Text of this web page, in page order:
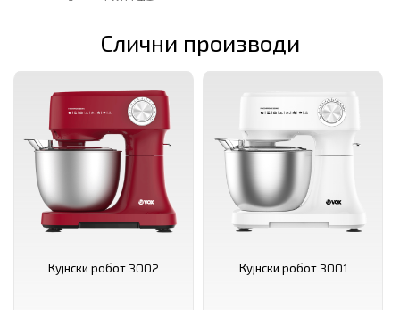
Слични производи
Кујнски робот 3002 Кујнски робот 3001